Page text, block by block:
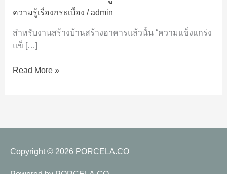
ความรู้เรื่องกระเบื้อง /admin
สำหรับงานสร้างบ้านสร้างอาคารแล้วนั้น “ความแข็งแกร่ง
แข็ […]
บรรดาก
เบื้อง
ปู
Read More »
Copyright © 2026 PORCELA.CO